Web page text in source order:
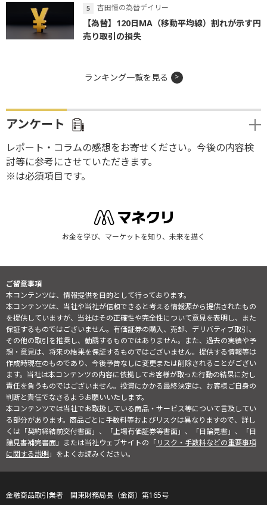
吉田恒の為替デイリー
【為替】120日MA（移動平均線）割れが示す円
売り取引の損失
ランキング一覧を見る
アンケート
レポート・コラムの感想をお寄せください。今後の内容検
討等に参考にさせていただきます。
※は必須項目です。
お金を学び、マーケットを知り、未来を描く
ご留意事項
本コンテンツは、情報提供を目的として行っております。
本コンテンツは、当社や当社が信頼できると考える情報源から提供されたもの
を提供していますが、当社はその正確性や完全性について意見を表明し、また
保証するものではございません。有価証券の購入、売却、デリバティブ取引、
その他の取引を推奨し、勧誘するものではありません。また、過去の実績や予
想・意見は、将来の結果を保証するものではございません。提供する情報等は
作成時現在のものであり、今後予告なしに変更または削除されることがござい
ます。当社は本コンテンツの内容に依拠してお客様が取った行動の結果に対し
責任を負うものではございません。投資にかかる最終決定は、お客様ご自身の
判断と責任でなさるようお願いいたします。
本コンテンツでは当社でお取扱している商品・サービス等について言及してい
る部分があります。商品ごとに手数料等およびリスクは異なりますので、詳し
くは「契約締結前交付書面」、「上場有価証券等書面」、「目論見書」、「目
論見書補完書面」または当社ウェブサイトの「リスク・手数料などの重要事項
に関する説明」をよくお読みください。
金融商品取引業者 関東財務局長（金商）第165号